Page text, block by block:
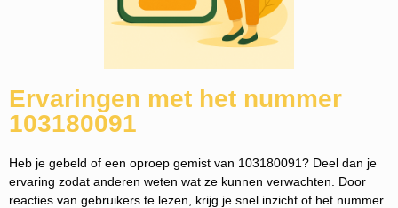
Ervaringen met het nummer
103180091
Heb je gebeld of een oproep gemist van 103180091? Deel dan je
ervaring zodat anderen weten wat ze kunnen verwachten. Door
reacties van gebruikers te lezen, krijg je snel inzicht of het nummer